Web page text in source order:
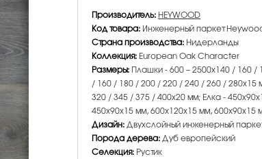
Производитель: HEYWOOD
Код товара: Инженерный паркет
Страна производства: Нидерланды
Коллекция: European Oak Character
Размеры: Плашки - 600 – 2500х140 / 160 /
/ 160 / 180 / 200 / 220 / 240 / 260 / 280х15
320 / 345 / 375 / 400х20 мм; Елка -
450х90х15 мм, 600х120х15 мм, 600х90х15
Дизайн:Двухслойный инженерный
Порода дерева:Дуб европейский
Селекция: Рустик